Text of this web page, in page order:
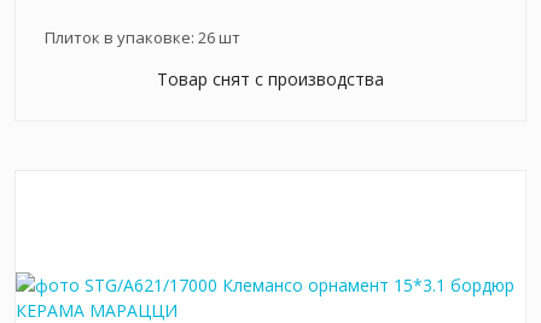
Плиток в упаковке: 26шт
Товар снят с производства